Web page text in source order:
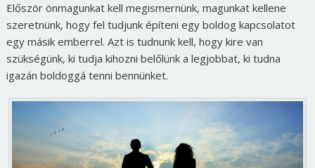
Először önmagunkat kell megismernünk, magunkat kellene
szeretnünk, hogy fel tudjunk építeni egy boldog kapcsolatot
egy másik emberrel. Azt is tudnunk kell, hogy kire van
szükségünk, ki tudja kihozni belőlünk a legjobbat, ki tudna
igazán boldoggá tenni bennünket.